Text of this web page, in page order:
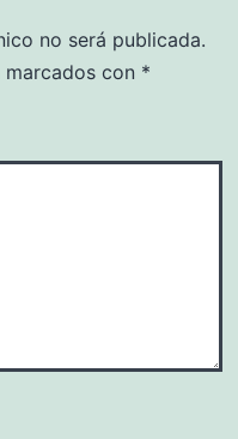
no será publicada.
con *